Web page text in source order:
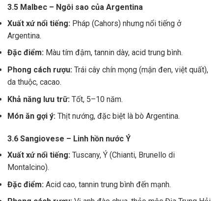
3.5 Malbec – Ngôi sao của Argentina
Xuất xứ nổi tiếng: Pháp (Cahors) nhưng nổi tiếng ở
Argentina.
Đặc điểm: Màu tím đậm, tannin dày, acid trung bình.
Phong cách rượu: Trái cây chín mọng (mận đen, việt quất),
da thuộc, cacao.
Khả năng lưu trữ: Tốt, 5–10 năm.
Món ăn gợi ý: Thịt nướng, đặc biệt là bò Argentina.
3.6 Sangiovese – Linh hồn nước Ý
Xuất xứ nổi tiếng: Tuscany, Ý (Chianti, Brunello di
Montalcino).
Đặc điểm: Acid cao, tannin trung bình đến mạnh.